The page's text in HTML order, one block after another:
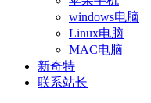
windows电脑
Linux电脑
MAC电脑
新奇特
联系站长